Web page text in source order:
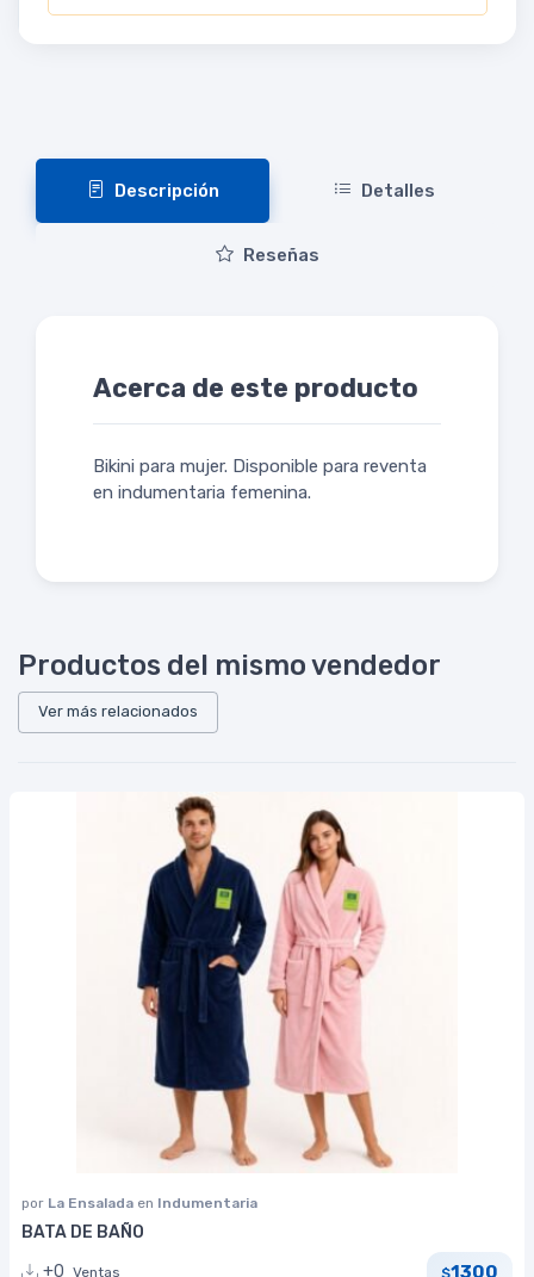
Descripción Detalles
Reseñas
Acerca de este producto
Bikini para mujer. Disponible para reventa
en indumentaria femenina.
Productos del mismo vendedor
Ver más relacionados
por La Ensalada en Indumentaria
BATA DE BAÑO
+0 Ventas $1300